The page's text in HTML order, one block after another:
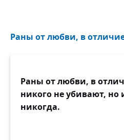
Раны от любви, в
Раны от любви, в
никого не убивают,
никогда.